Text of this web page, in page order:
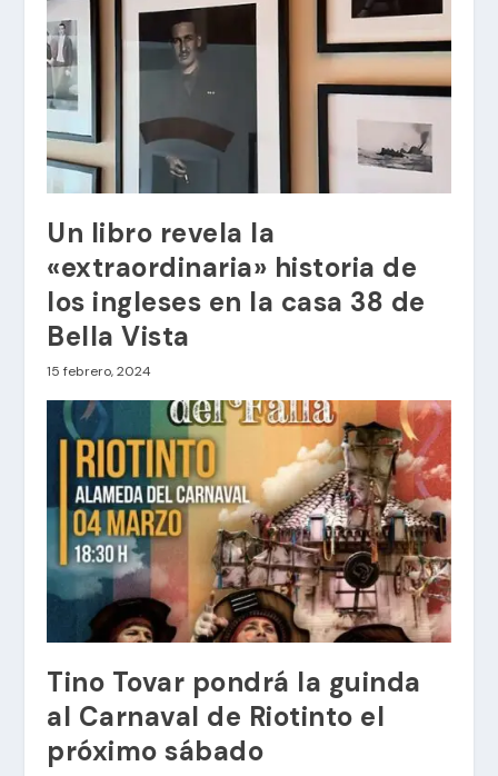
Un libro revela la
«extraordinaria» historia de
los ingleses en la casa 38 de
Bella Vista
15 febrero, 2024
Tino Tovar pondrá la guinda
al Carnaval de Riotinto el
próximo sábado